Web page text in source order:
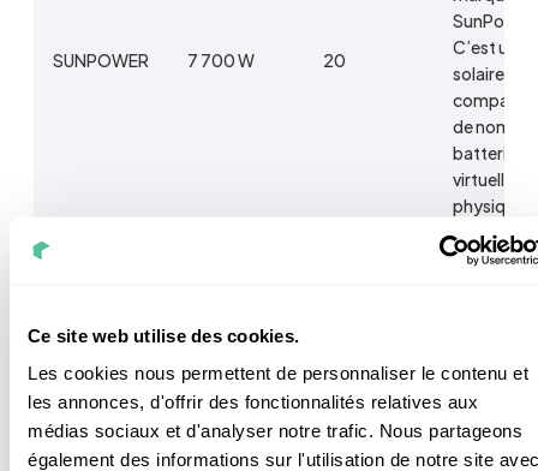
Ce site web utilise des cookies.
Les cookies nous permettent de personnaliser le contenu et
les annonces, d'offrir des fonctionnalités relatives aux
médias sociaux et d'analyser notre trafic. Nous partageons
également des informations sur l'utilisation de notre site
SUNPOWER 7 700 W 20
SunPower.
C’est un
solaire qui
de
batteries
virtuelles
physiques.
DUALSUN 7 290 W 18
marque
DualSun.
C’est un
solaire qui